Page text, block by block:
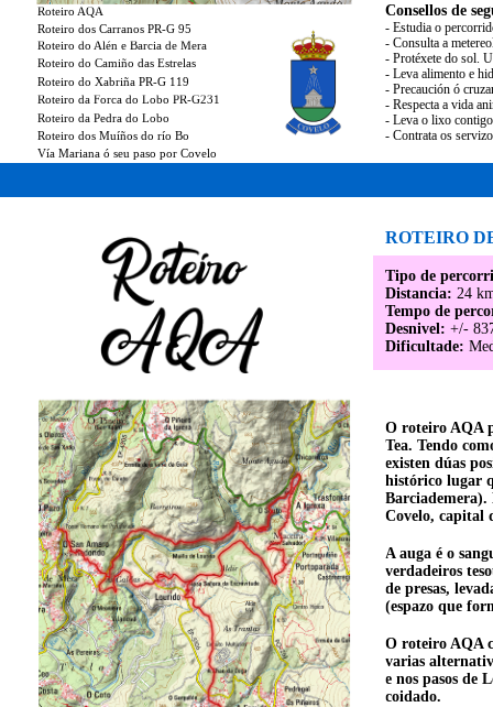
Roteiro AQA
Roteiro dos Carranos PR-G 95
Roteiro do Alén e Barcia de Mera
Roteiro do Camiño das Estrelas
Roteiro do Xabriña PR-G 119
Roteiro da Forca do Lobo PR-G231
Roteiro da Pedra do Lobo
Roteiro dos Muíños do río Bo
Vía Mariana ó seu paso por Covelo
Consellos de
- Estudia o
- Consulta a
- Protéxete do sol.
- Leva alimento e
- Precaución ó
- Respecta a vida
- Leva o lixo
- Contrata os
ROTEIRO
Tipo de
Distancia:24
Tempo de
Desnivel:+/-
Dificultade:
O roteiro AQA
Tea. Tendo
existen dúas
histórico lugar
Covelo, capital
A auga é o
verdadeiros
de presas,
(espazo que
O roteiro AQA
varias
e nos pasos de
coidado.